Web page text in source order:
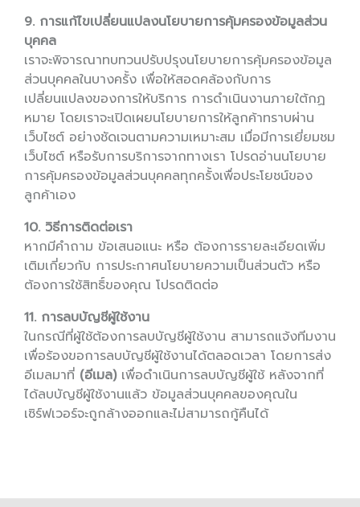
9. การแก้ไขเปลี่ยนแปลงนโยบายการคุ้มครองข้อมูลส่วน
บุคคล
เราจะพิจารณาทบทวนปรับปรุงนโยบายการคุ้มครองข้อมูล
ส่วนบุคคลในบางครั้ง เพื่อให้สอดคล้องกับการ
เปลี่ยนแปลงของการให้บริการ การดำเนินงานภายใต้กฏ
หมาย โดยเราจะเปิดเผยนโยบายการให้ลูกค้าทราบผ่าน
เว็บไซต์ อย่างชัดเจนตามความเหมาะสม เมื่อมีการเยี่ยมชม
เว็บไซต์ หรือรับการบริการจากทางเรา โปรดอ่านนโยบาย
การคุ้มครองข้อมูลส่วนบุคคลทุกครั้งเพื่อประโยชน์ของ
ลูกค้าเอง
10. วิธีการติดต่อเรา
หากมีคำถาม ข้อเสนอแนะ หรือ ต้องการรายละเอียดเพิ่ม
เติมเกี่ยวกับ การประกาศนโยบายความเป็นส่วนตัว หรือ
ต้องการใช้สิทธิ์ของคุณ โปรดติดต่อ
11. การลบบัญชีผู้ใช้งาน
ในกรณีที่ผู้ใช้ต้องการลบบัญชีผู้ใช้งาน สามารถแจ้งทีมงาน
เพื่อร้องขอการลบบัญชีผู้ใช้งานได้ตลอดเวลา โดยการส่ง
อีเมลมาที่ (อีเมล)เพื่อดำเนินการลบบัญชีผู้ใช้ หลังจากที่
ได้ลบบัญชีผู้ใช้งานแล้ว ข้อมูลส่วนบุคคลของคุณใน
เซิร์ฟเวอร์จะถูกล้างออกและไม่สามารถกู้คืนได้